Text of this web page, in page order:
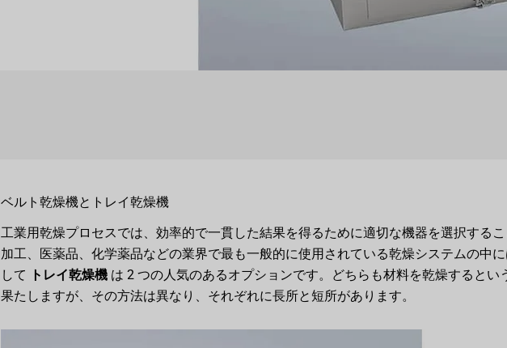
ベルト乾燥機とトレイ乾燥機
工業用乾燥プロセスでは、効率的で一貫した結果を得るために適切な機器を選択する
加工、医薬品、化学薬品などの業界で最も一般的に使用されている乾燥システムの中に
して
トレイ乾燥機 は 2 つの人気のあるオプションです。どちらも材料を乾燥するとい
果たしますが、その方法は異なり、それぞれに長所と短所があります。